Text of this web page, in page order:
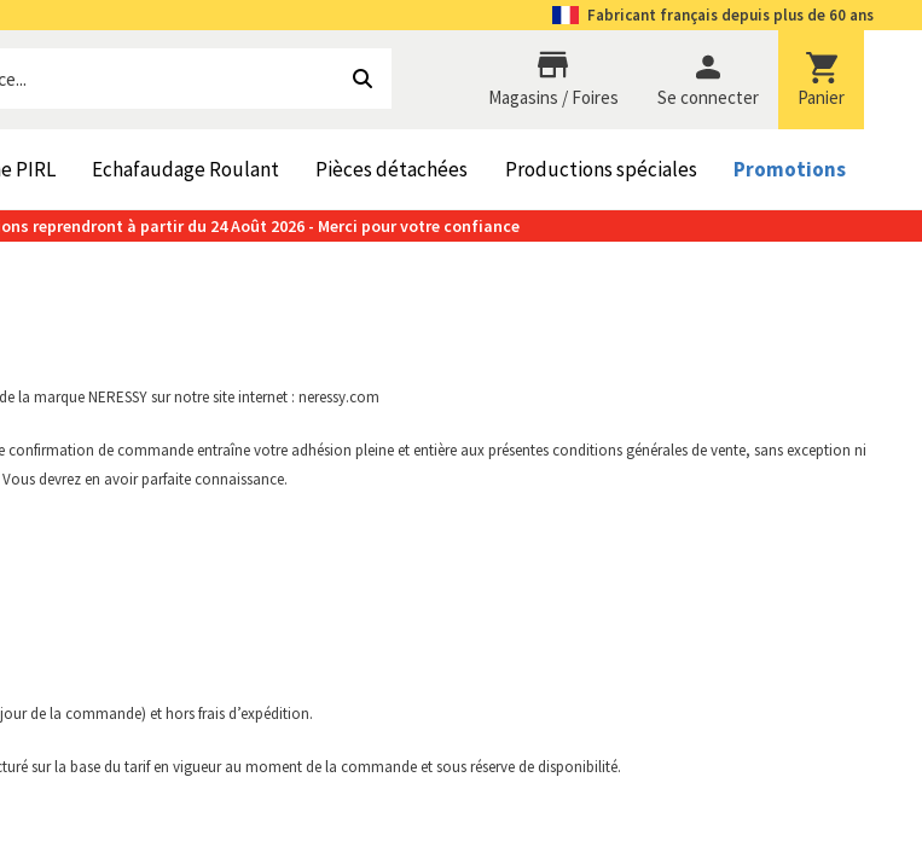
Fabricant français depuis plus de 60 ans
Magasins / Foires se connecter Panier
PIRL Echafaudage Roulant Pièces détachées Productions spéciales Promotions
reprendront à partir du 24 Août 2026 - Merci pour votre confiance
la marque NERESSY sur notre site internet : neressy.com
de commande entraîne votre adhésion pleine et entière aux présentes conditions générales de vente, sans exception ni
devrez en avoir parfaite connaissance.
de la commande) et hors frais d’expédition.
sur la base du tarif en vigueur au moment de la commande et sous réserve de disponibilité.